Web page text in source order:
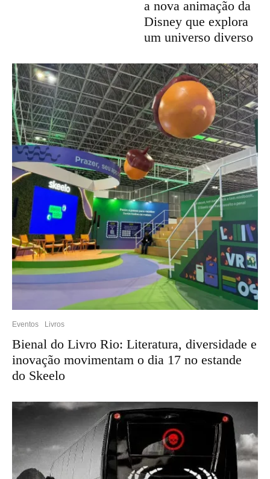
a nova animação da
Disney que explora
um universo diverso
Eventos Livros
Bienal do Livro Rio: Literatura, diversidade e
inovação movimentam o dia 17 no estande
do Skeelo